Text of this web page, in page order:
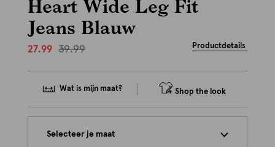
Heart Wide Leg Fit
Jeans Blauw
27.99 39.99 Productdetails
Wat is mijn maat? Shop the look
Selecteer je maat